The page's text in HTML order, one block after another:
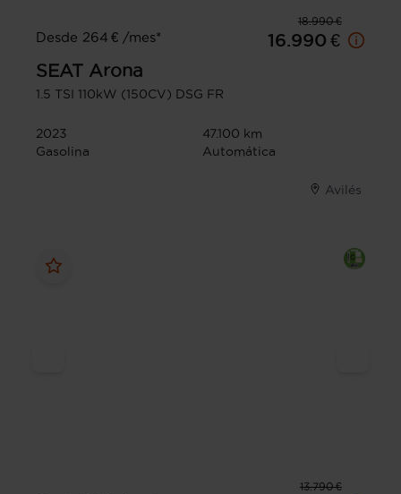
18.990 €
Desde 264 € /mes*
16.990 €
SEAT Arona
1.5 TSI 110kW (150CV) DSG FR
2023
47.100 km
Gasolina
Automática
Avilés
13.790 €